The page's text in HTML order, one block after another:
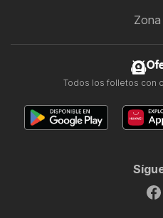
Todos los folletos con